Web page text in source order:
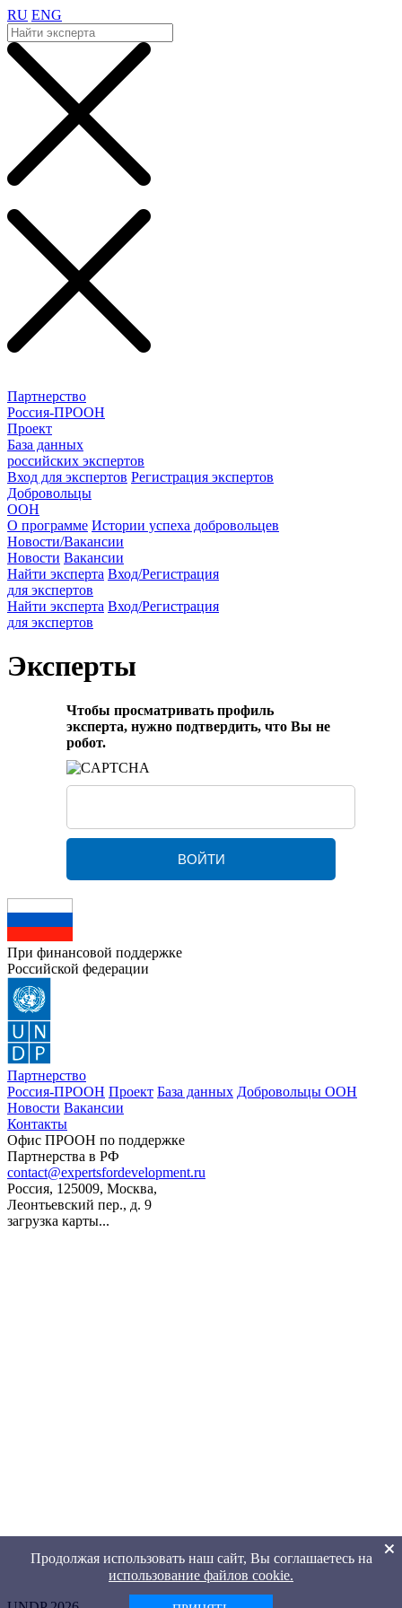
RU ENG
Партнерство
Россия-ПРООН
Проект
База данных
российских экспертов
Вход для экспертов Регистрация экспертов
Добровольцы
ООН
О программе Истории успеха добровольцев
Новости/Вакансии
Новости Вакансии
Найти эксперта Вход/Регистрация
для экспертов
Найти эксперта Вход/Регистрация
для экспертов
Эксперты
Чтобы просматривать профиль
эксперта, нужно подтвердить, что Вы не
робот.
При финансовой поддержке
Российской федерации
Партнерство
Россия-ПРООН Проект База данных Добровольцы ООН
Новости Вакансии
Контакты
Офис ПРООН по поддержке
Партнерства в РФ
contact@expertsfordevelopment.ru
Россия, 125009, Москва,
Леонтьевский пер., д. 9
загрузка карты...
Продолжая использовать наш сайт, Вы соглашаетесь на
использование файлов cookie.